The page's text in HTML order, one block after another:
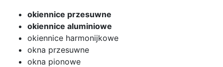
okiennice przesuwne
okiennice aluminiowe
okiennice harmonijkowe
okna przesuwne
okna pionowe